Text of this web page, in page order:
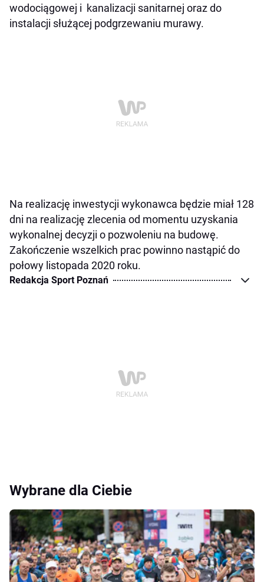
wodociągowej i kanalizacji sanitarnej oraz do
instalacji służącej podgrzewaniu murawy.
Na realizację inwestycji wykonawca będzie miał 128
dni na realizację zlecenia od momentu uzyskania
wykonalnej decyzji o pozwoleniu na budowę.
Zakończenie wszelkich prac powinno nastąpić do
połowy listopada 2020 roku.
Redakcja Sport Poznań
Wybrane dla Ciebie